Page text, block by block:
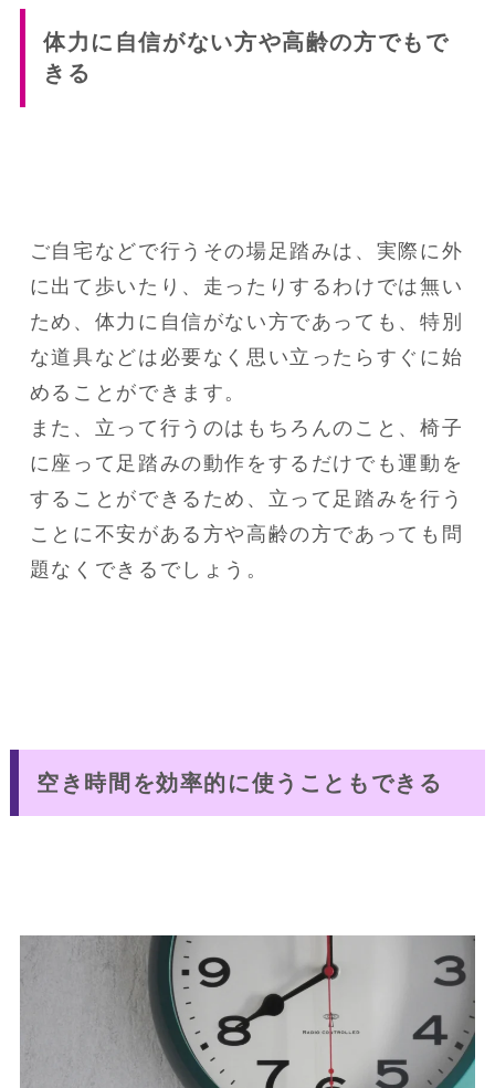
体力に自信がない方や高齢の方でもで
きる
ご自宅などで行うその場足踏みは、実際に外
に出て歩いたり、走ったりするわけでは無い
ため、体力に自信がない方であっても、特別
な道具などは必要なく思い立ったらすぐに始
めることができます。
また、立って行うのはもちろんのこと、椅子
に座って足踏みの動作をするだけでも運動を
することができるため、立って足踏みを行う
ことに不安がある方や高齢の方であっても問
題なくできるでしょう。
空き時間を効率的に使うこともできる